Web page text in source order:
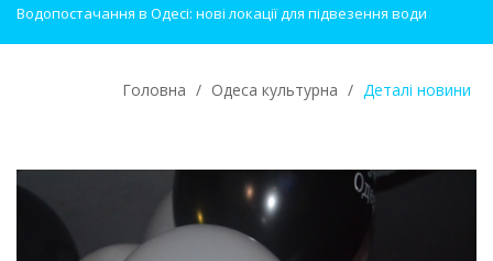
Нічна атака на Одесу: наслідки вибухів
Новини з Зимової школи інсульту в Швейцарії
Інтеграція ветеранів в українське суспільство
Головна / Одеса культурна / Деталі новини